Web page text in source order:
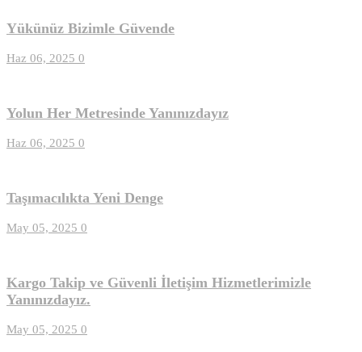
Yükünüz Bizimle Güvende
Haz 06, 2025 0
Yolun Her Metresinde Yanınızdayız
Haz 06, 2025 0
Taşımacılıkta Yeni Denge
May 05, 2025 0
Kargo Takip ve Güvenli İletişim Hizmetlerimizle
Yanınızdayız.
May 05, 2025 0